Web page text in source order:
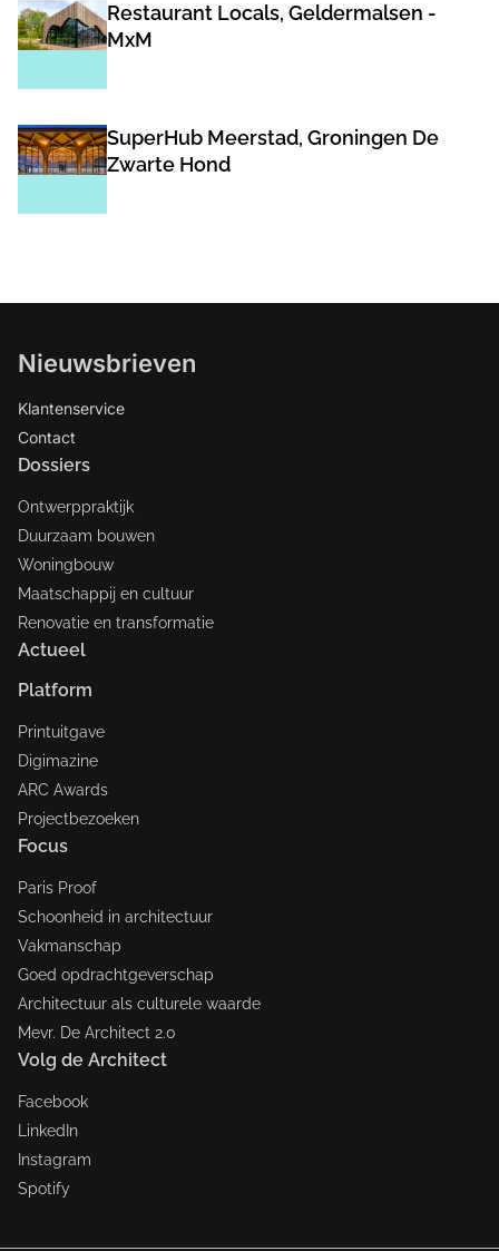
Restaurant Locals, Geldermalsen -
MxM
SuperHub Meerstad, Groningen De
Zwarte Hond
Nieuwsbrieven
Klantenservice
Contact
Dossiers
Ontwerppraktijk
Duurzaam bouwen
Woningbouw
Maatschappij en cultuur
Renovatie en transformatie
Actueel
Platform
Printuitgave
Digimazine
ARC Awards
Projectbezoeken
Focus
Paris Proof
Schoonheid in architectuur
Vakmanschap
Goed opdrachtgeverschap
Architectuur als culturele waarde
Mevr. De Architect 2.0
Volg de Architect
Facebook
LinkedIn
Instagram
Spotify